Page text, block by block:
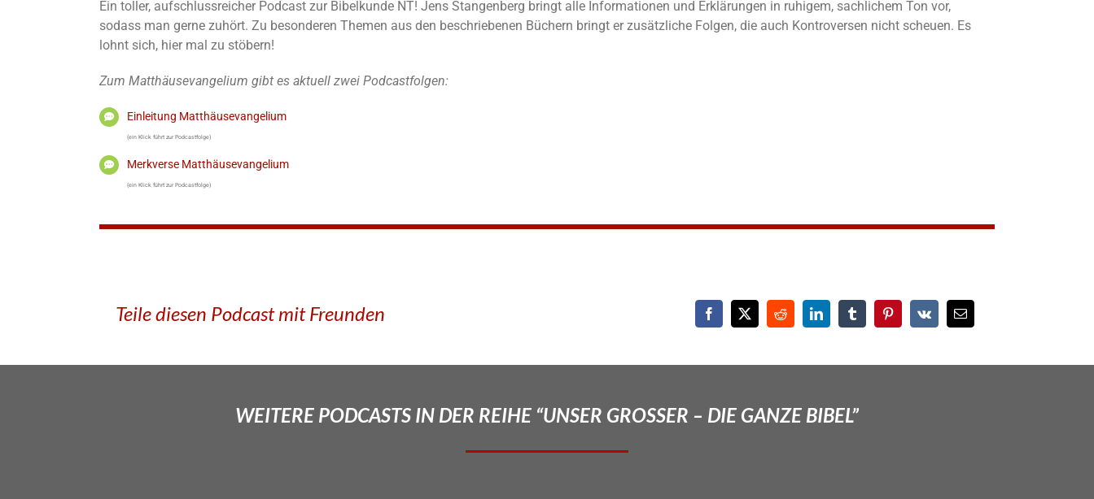
Ein toller, aufschlussreicher Podcast zur Bibelkunde NT! Jens Stangenberg bringt alle Informationen und Erklärungen in ruhigem, sachlichem Ton vor,
sodass man gerne zuhört. Zu besonderen Themen aus den beschriebenen Büchern bringt er zusätzliche Folgen, die auch Kontroversen nicht scheuen. Es
lohnt sich, hier mal zu stöbern!
Zum Matthäusevangelium gibt es aktuell zwei Podcastfolgen:
Einleitung Matthäusevangelium
(ein Klick führt zur Podcastfolge)
Merkverse Matthäusevangelium
(ein Klick führt zur Podcastfolge)
Teile diesen Podcast mit Freunden
WEITERE PODCASTS IN DER REIHE “UNSER GROSSER – DIE GANZE BIBEL”